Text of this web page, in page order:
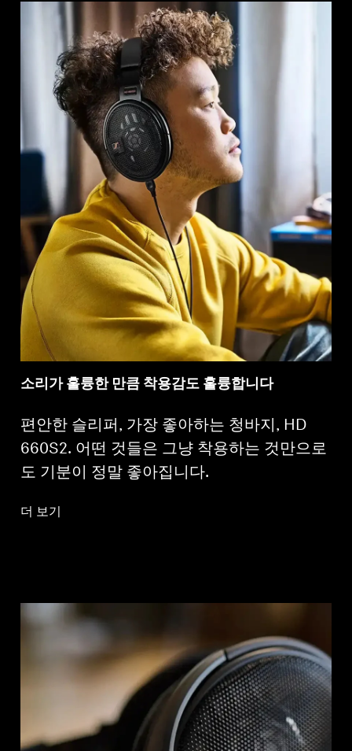
소리가 훌륭한 만큼 착용감도 훌륭합니다
편안한 슬리퍼, 가장 좋아하는 청바지, HD
660S2. 어떤 것들은 그냥 착용하는 것만으로
도 기분이 정말 좋아집니다.
더 보기